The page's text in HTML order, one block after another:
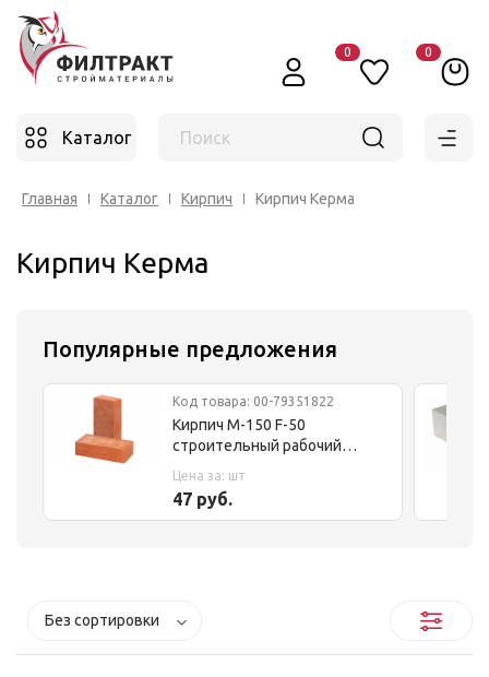
0 0
Каталог Поиск
Главная Каталог Кирпич Кирпич Керма
Кирпич Керма
Популярные предложения
Код товара: 00-79351822
Кирпич М-150 F-50
строительный рабочий
г.Болохово
Цена за: шт
47 руб.
Без сортировки